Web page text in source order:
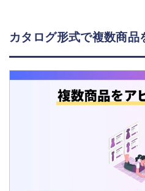
カタログ形式で複数商品